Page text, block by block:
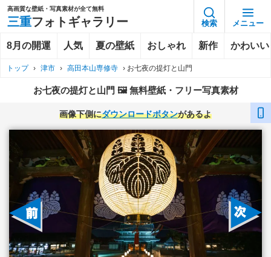
高画質な壁紙・写真素材が全て無料
三重フォトギャラリー 検索 メニュー
8月の開運 人気 夏の壁紙 おしゃれ 新作 かわいい
トップ › 津市 › 高田本山専修寺 › お七夜の提灯と山門
お七夜の提灯と山門 🖼️ 無料壁紙・フリー写真素材
画像下側にダウンロードボタンがあるよ